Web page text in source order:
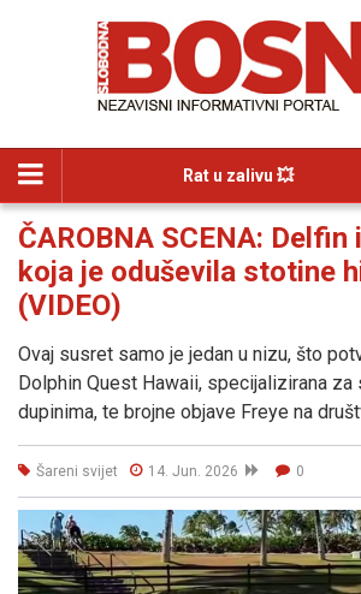
Rat u zalivu 💥
ČAROBNA SCENA: Delfin
koja je oduševila stotine
(VIDEO)
Ovaj susret samo je jedan u nizu, što
Dolphin Quest Hawaii, specijalizirana za
dupinima, te brojne objave Freye na
Šareni svijet 14. Jun. 2026 0